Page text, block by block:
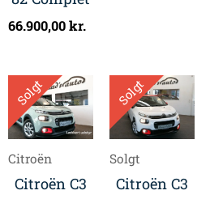
66.900,00kr.
Solgt
Citroën
Citroën C3
Solgt
Solgt
Citroën C3